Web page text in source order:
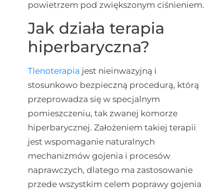
powietrzem pod zwiększonym ciśnieniem.
Jak działa terapia
hiperbaryczna?
Tlenoterapia jest nieinwazyjną i
stosunkowo bezpieczną procedurą, którą
przeprowadza się w specjalnym
pomieszczeniu, tak zwanej komorze
hiperbarycznej. Założeniem takiej terapii
jest wspomaganie naturalnych
mechanizmów gojenia i procesów
naprawczych, dlatego ma zastosowanie
przede wszystkim celem poprawy gojenia